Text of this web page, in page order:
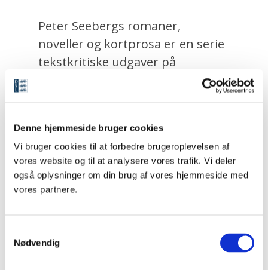
Denne hjemmeside bruger cookies
Vi bruger cookies til at forbedre brugeroplevelsen af
vores website og til at analysere vores trafik. Vi deler
også oplysninger om din brug af vores hjemmeside med
vores partnere.
Nødvendig
Peter Seebergs romaner,
noveller og kortprosa er en serie
tekstkritiske udgaver på
planmæssigt 11 bind udgivet i et
samarbejde mellem Det Danske
Gyldendal. Serien bringer
forfatterens værker nyetableret
på baggrund af førsteudgaverne
og med indførende noter samt
fremmeste kendere af